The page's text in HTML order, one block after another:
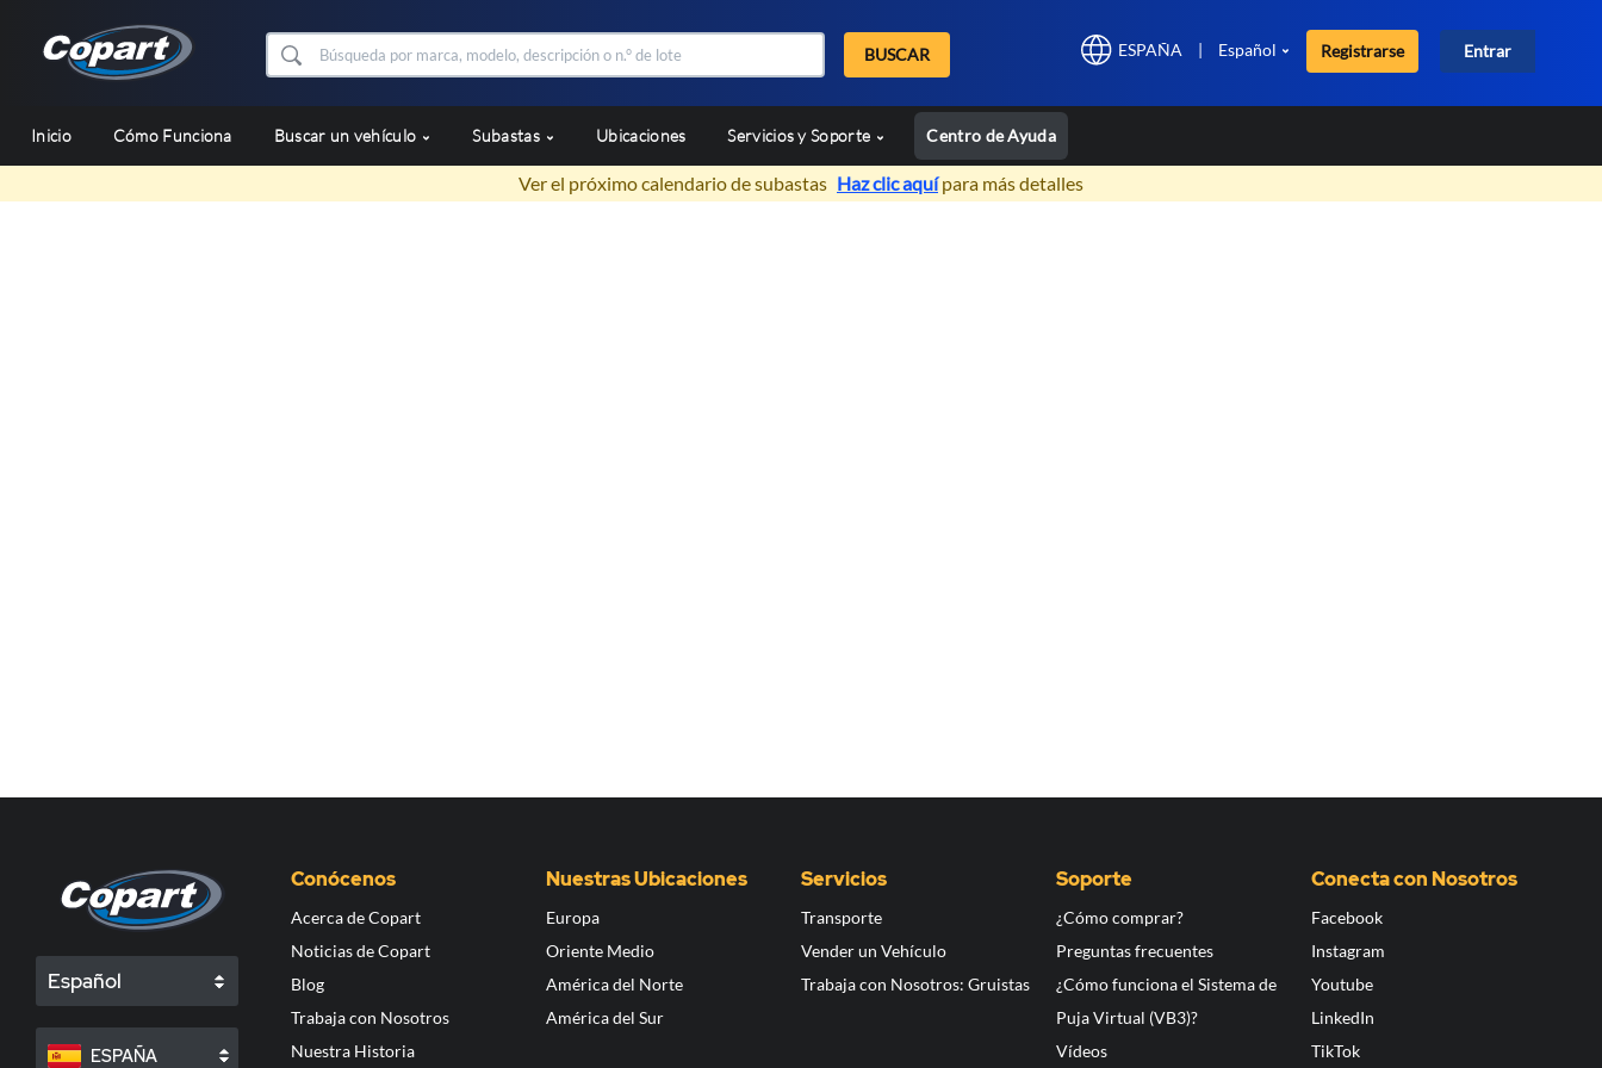
BUSCAR ESPAÑA | Español Registrarse Entrar
Inicio Cómo Funciona Buscar un vehículo Subastas Ubicaciones Servicios y Soporte Centro de Ayuda
Ver el próximo calendario de subastas Haz clic aquípara más detalles
Español
ESPAÑA
Conócenos
Acerca de Copart
Noticias de Copart
Blog
Trabaja con Nosotros
Nuestra Historia
Nuestras Ubicaciones
Europa
Oriente Medio
América del Norte
América del Sur
Servicios
Transporte
Vender un Vehículo
Trabaja con Nosotros: Gruistas
Soporte
¿Cómo comprar?
Preguntas frecuentes
¿Cómo funciona el Sistema de
Puja Virtual (VB3)?
Vídeos
Conecta con Nosotros
Facebook
Instagram
Youtube
LinkedIn
TikTok